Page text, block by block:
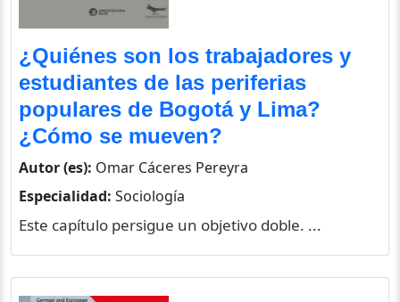
¿Quiénes son los trabajadores y
estudiantes de las periferias
populares de Bogotá y Lima?
¿Cómo se mueven?
Autor (es): Omar Cáceres Pereyra
Especialidad: Sociología
Este capítulo persigue un objetivo doble. ...